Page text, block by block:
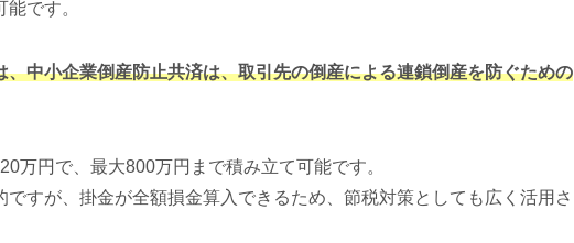
です。
、中小企業倒産防止共済は、取引先の倒産による連鎖倒産を防ぐための
万円で、最大800万円まで積み立て可能です。
ですが、掛金が全額損金算入できるため、節税対策としても広く活用さ